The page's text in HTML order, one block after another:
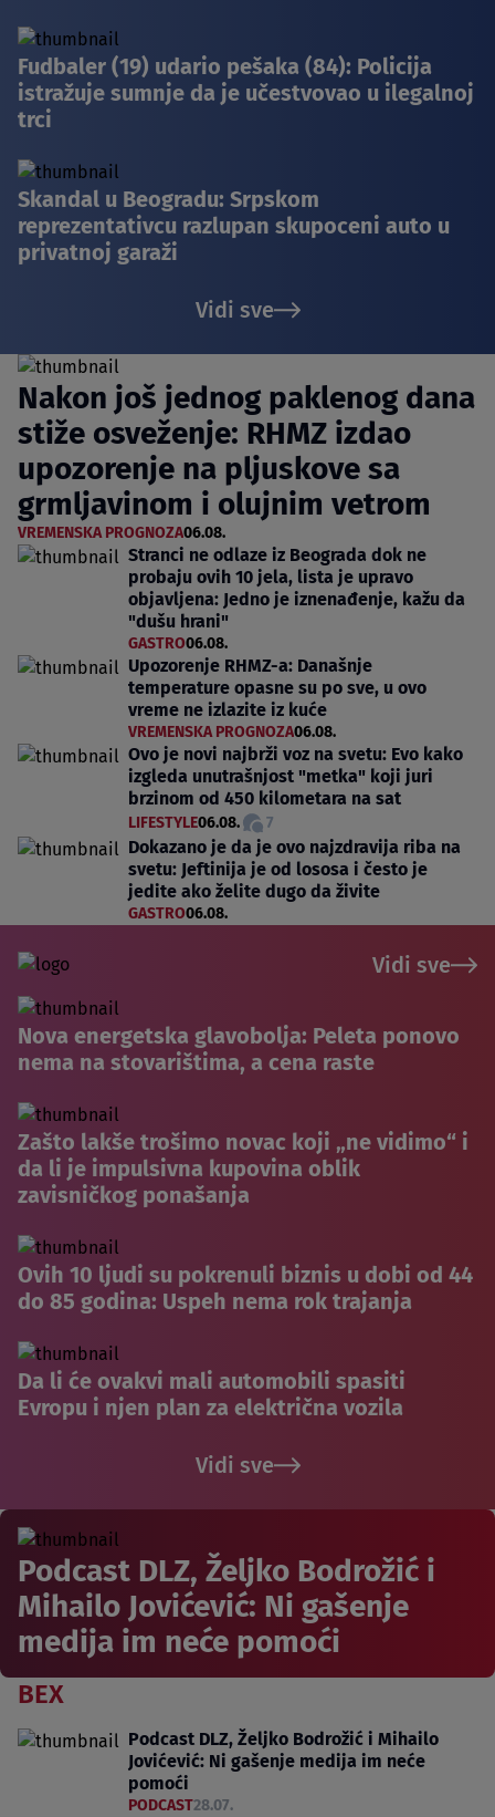
Fudbaler (19) udario pešaka (84): Policija
istražuje sumnje da je učestvovao u ilegalnoj
trci
Skandal u Beogradu: Srpskom
reprezentativcu razlupan skupoceni auto u
privatnoj garaži
Vidi sve
Nakon još jednog paklenog dana
stiže osveženje: RHMZ izdao
upozorenje na pljuskove sa
grmljavinom i olujnim vetrom
VREMENSKA PROGNOZA06.08.
Stranci ne odlaze iz Beograda dok ne
probaju ovih 10 jela, lista je upravo
objavljena: Jedno je iznenađenje, kažu da
"dušu hrani"
GASTRO06.08.
Upozorenje RHMZ-a: Današnje
temperature opasne su po sve, u ovo
vreme ne izlazite iz kuće
VREMENSKA PROGNOZA06.08.
Ovo je novi najbrži voz na svetu: Evo kako
izgleda unutrašnjost "metka" koji juri
brzinom od 450 kilometara na sat
LIFESTYLE06.08. 7
Dokazano je da je ovo najzdravija riba na
svetu: Jeftinija je od lososa i često je
jedite ako želite dugo da živite
GASTRO06.08.
Vidi sve
Nova energetska glavobolja: Peleta ponovo
nema na stovarištima, a cena raste
Zašto lakše trošimo novac koji „ne vidimo“ i
da li je impulsivna kupovina oblik
zavisničkog ponašanja
Ovih 10 ljudi su pokrenuli biznis u dobi od 44
do 85 godina: Uspeh nema rok trajanja
Da li će ovakvi mali automobili spasiti
Evropu i njen plan za električna vozila
Vidi sve
Podcast DLZ, Željko Bodrožić i
Mihailo Jovićević: Ni gašenje
medija im neće pomoći
BEX
Podcast DLZ, Željko Bodrožić i Mihailo
Jovićević: Ni gašenje medija im neće
pomoći
PODCAST28.07.